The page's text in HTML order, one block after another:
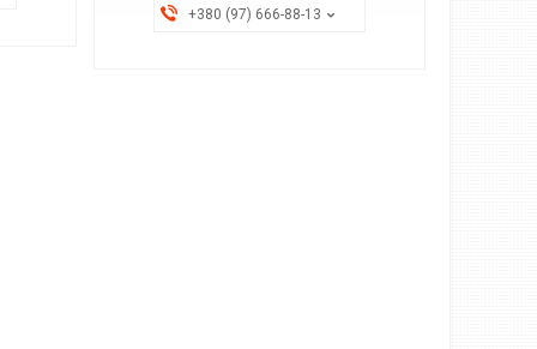
+380 (97) 666-88-13